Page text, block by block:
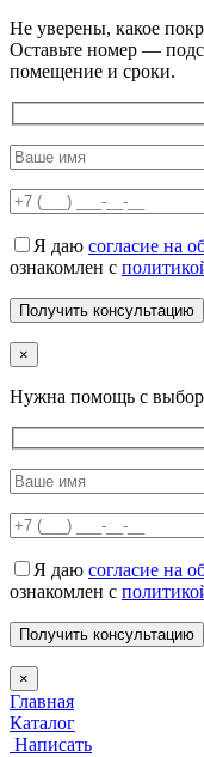
Не уверены, какое
Оставьте номер —
помещение и сроки.
Я даю согласие на
ознакомлен с
×
Нужна помощь с
Я даю согласие на
ознакомлен с
×
Главная
Каталог
Написать